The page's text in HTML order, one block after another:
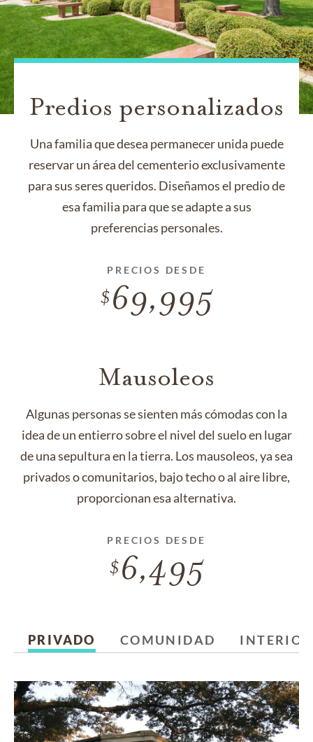
Predios personalizados
Una familia que desea permanecer unida puede
reservar un área del cementerio exclusivamente
para sus seres queridos. Diseñamos el predio de
esa familia para que se adapte a sus
preferencias personales.
PRECIOS DESDE
69,995
Mausoleos
Algunas personas se sienten más cómodas con la
idea de un entierro sobre el nivel del suelo en lugar
de una sepultura en la tierra. Los mausoleos, ya sea
privados o comunitarios, bajo techo o al aire libre,
proporcionan esa alternativa.
PRECIOS DESDE
6,495
PRIVADO COMUNIDAD INTERIOR